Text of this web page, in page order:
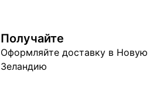
Получайте
Оформляйте доставку в Новую
Зеландию